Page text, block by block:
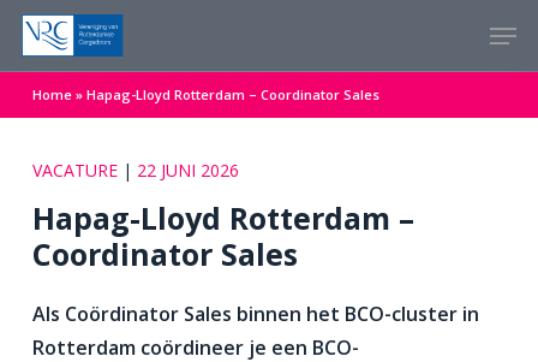
Skip
content
Home» Hapag-Lloyd Rotterdam – Coordinator Sales
VACATURE | 22 JUNI 2026
Hapag-Lloyd Rotterdam –
Coordinator Sales
Als Coördinator Sales binnen het BCO-cluster in
Rotterdam coördineer je een BCO-